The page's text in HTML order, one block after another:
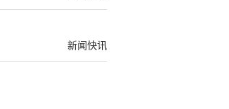
新闻快讯